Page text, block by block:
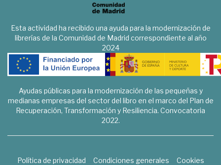
Esta actividad ha recibido una ayuda para la modernización de
librerías de la Comunidad de Madrid correspondiente al año
2024
Ayudas públicas para la modernización de las pequeñas y
medianas empresas del sector del libro en el marco del Plan de
Recuperación, Transformación y Resiliencia. Convocatoria
2022.
Política de privacidad Condiciones generales
Cookies